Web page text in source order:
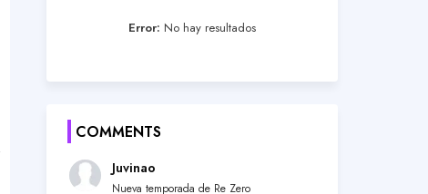
Error: No hay resultados
COMMENTS
Juvinao
Nueva temporada de Re Zero